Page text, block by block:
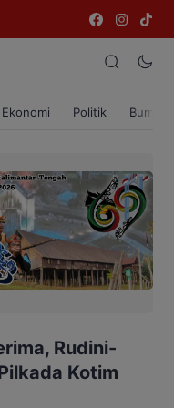
Ekonomi Politik Bumi
Rudini-
Kotim